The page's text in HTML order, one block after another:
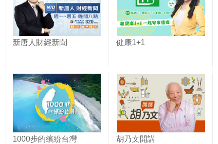
新唐人財經新聞 健康1+1
1000步的繽紛台灣 胡乃文開講